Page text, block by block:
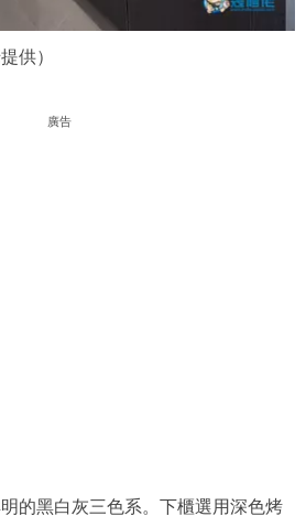
供）
廣告
的黑白灰三色系。下櫃選用深色烤